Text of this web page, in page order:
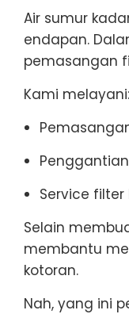
Air sumur
endapan.
pemasangan
Kami melayani:
Service filter
Selain
membantu
kotoran.
Nah, yang ini